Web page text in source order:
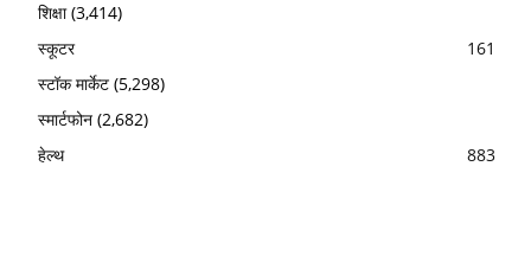
शिक्षा(3,414)
स्कूटर
161
स्टॉक मार्केट (5,298)
स्मार्टफोन (2,682)
हेल्थ
883